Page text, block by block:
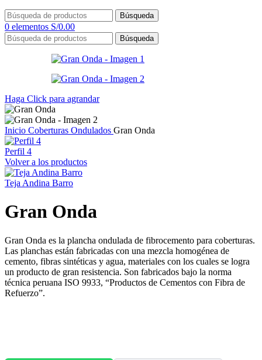
Búsqueda
0 elementos S/0.00
Búsqueda
Haga Click para agrandar
Inicio Coberturas Ondulados Gran Onda
Perfil 4
Volver a los productos
Teja Andina Barro
Gran Onda
Gran Onda es la plancha ondulada de fibrocemento para coberturas.
Las planchas están fabricadas con una mezcla homogénea de
cemento, fibras sintéticas y agua, materiales con los cuales se logra
un producto de gran resistencia. Son fabricados bajo la norma
técnica peruana ISO 9933, “Productos de Cementos con Fibra de
Refuerzo”.